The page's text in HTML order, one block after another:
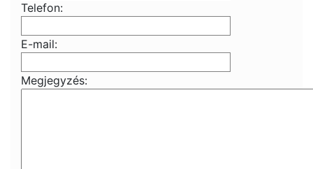
Telefon:
E-mail:
Megjegyzés: